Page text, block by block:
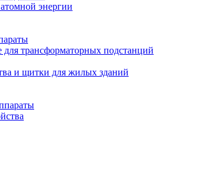
энергии
трансформаторных подстанций
и щитки для жилых зданий